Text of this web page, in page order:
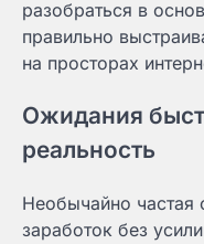
разобраться в
правильно
на просторах
Ожидания
реальность
Необычайно частая
заработок без